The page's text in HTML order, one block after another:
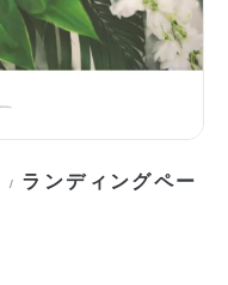
/ ランディングペー